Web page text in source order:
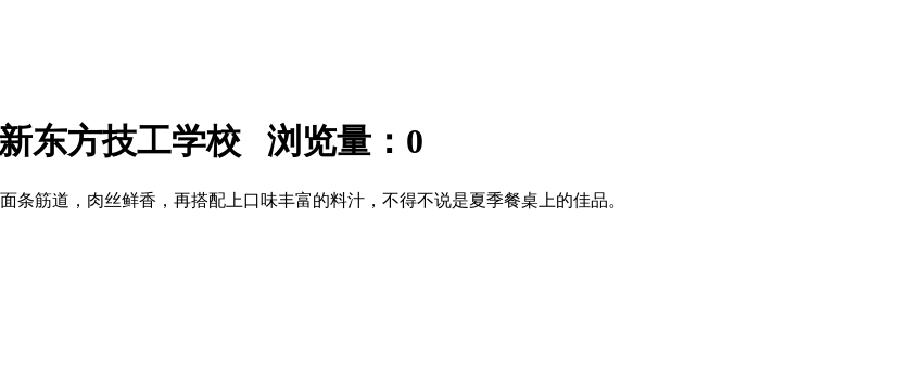
东方技工学校 浏览量： 0
筋道，肉丝鲜香，再搭配上口味丰富的料汁，不得不说是夏季餐桌上的佳品。